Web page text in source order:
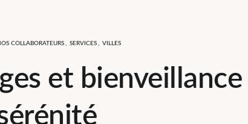
COLLABORATEURS , SERVICES , VILLES
et bienveillance